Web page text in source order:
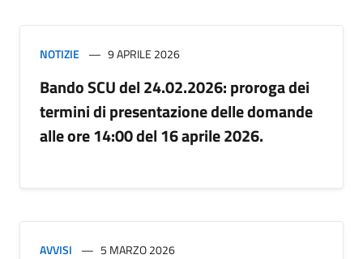
NOTIZIE 9 APRILE 2026
Bando SCU del 24.02.2026: proroga dei
termini di presentazione delle domande
alle ore 14:00 del 16 aprile 2026.
AVVISI 5 MARZO 2026